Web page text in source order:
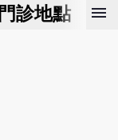
門診地點 預
menu